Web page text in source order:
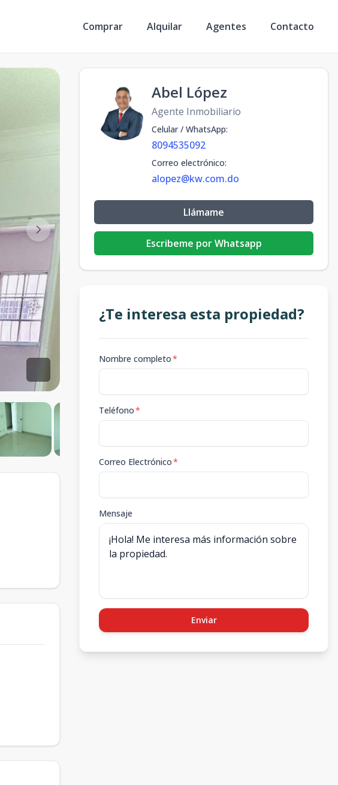
Comprar Alquilar Agentes Contacto
Abel López
Agente Inmobiliario
Celular / WhatsApp:
8094535092
Correo electrónico:
alopez@kw.com.do
Llámame
Escribeme por Whatsapp
¿Te interesa esta propiedad?
Nombre completo*
Teléfono*
Correo Electrónico*
Mensaje
Enviar